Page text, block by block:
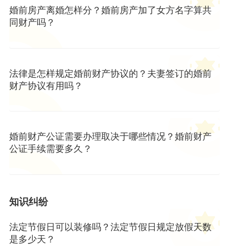
婚前房产离婚怎样分？婚前房产加了女方名字算共
同财产吗？
法律是怎样规定婚前财产协议的？夫妻签订的婚前
财产协议有用吗？
婚前财产公证需要办理取决于哪些情况？婚前财产
公证手续需要多久？
知识纠纷
法定节假日可以装修吗？法定节假日规定放假天数
是多少天？